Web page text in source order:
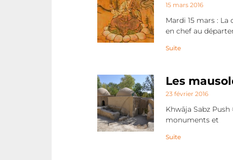
15 mars 2016
Mardi 15 mars :
en chef au
Suite
Les
23 février 2016
Khwāja Sabz
monuments et
Suite